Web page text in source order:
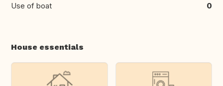
Use of boat 0
House essentials